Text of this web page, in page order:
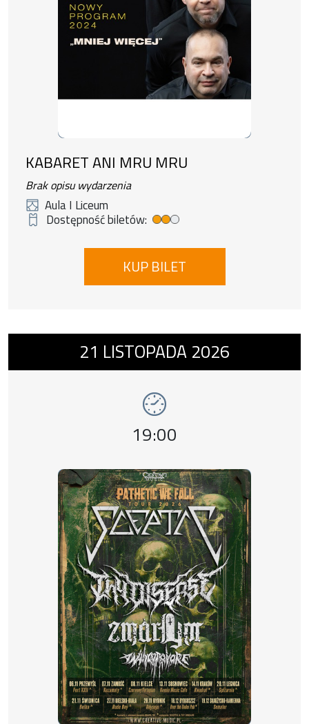
KABARET ANI MRU MRU
Brak opisu wydarzenia
Aula I Liceum
Dostępność biletów:
Średnia dostępność biletów
KUP BILET
Wydarzenie numer 11: SCEPTIC + THY
21 LISTOPADA 2026
Godzina wydarzenia,
19:00